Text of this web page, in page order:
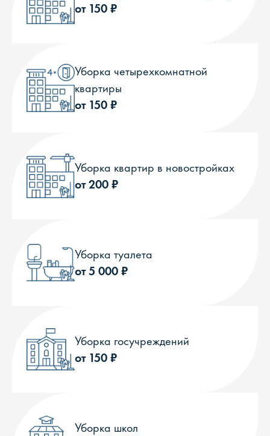
от 150 ₽
Уборка четырехкомнатной
квартиры
от 150 ₽
Уборка квартир в новостройках
от 200 ₽
Уборка туалета
от 5 000 ₽
Уборка госучреждений
от 150 ₽
Уборка школ